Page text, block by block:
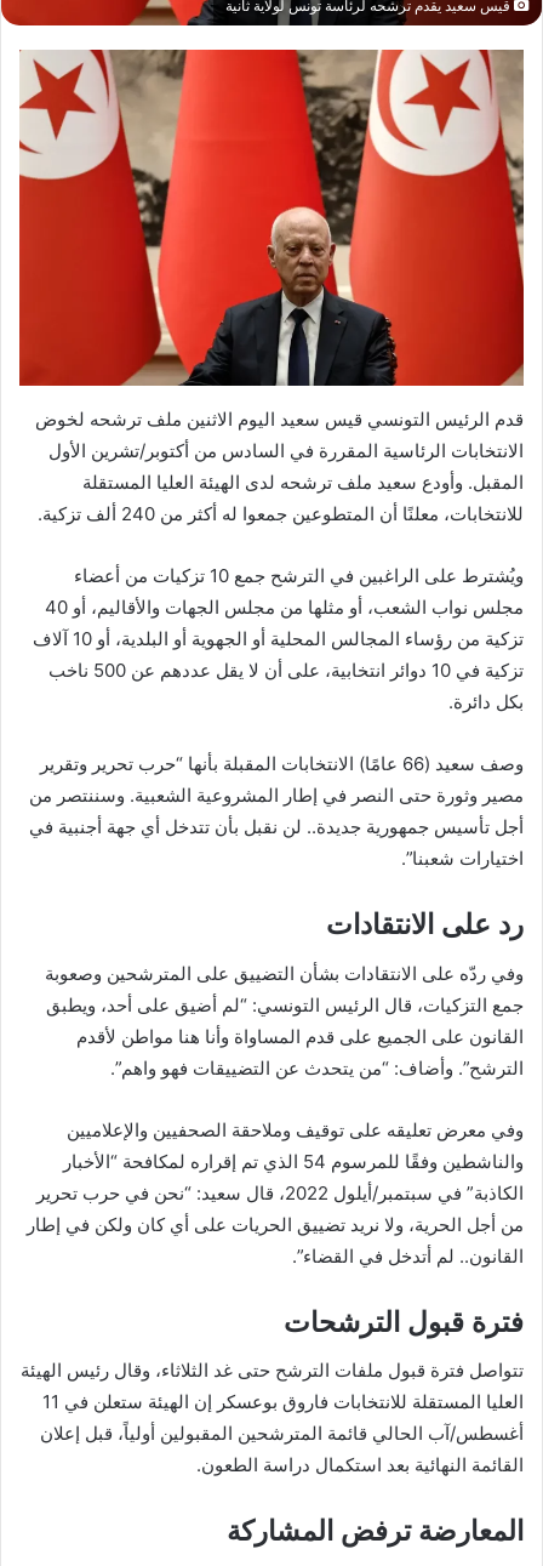
قيس سعيد يقدم ترشحه لرئاسة تونس لولاية ثانية
قدم الرئيس التونسي قيس سعيد اليوم الاثنين ملف ترشحه لخوض
الانتخابات الرئاسية المقررة في السادس من أكتوبر/تشرين الأول
المقبل. وأودع سعيد ملف ترشحه لدى الهيئة العليا المستقلة
للانتخابات، معلنًا أن المتطوعين جمعوا له أكثر من 240 ألف تزكية.
ويُشترط على الراغبين في الترشح جمع 10 تزكيات من أعضاء
مجلس نواب الشعب، أو مثلها من مجلس الجهات والأقاليم، أو 40
تزكية من رؤساء المجالس المحلية أو الجهوية أو البلدية، أو 10 آلاف
تزكية في 10 دوائر انتخابية، على أن لا يقل عددهم عن 500 ناخب
بكل دائرة.
وصف سعيد (66 عامًا) الانتخابات المقبلة بأنها “حرب تحرير وتقرير
مصير وثورة حتى النصر في إطار المشروعية الشعبية. وسننتصر من
أجل تأسيس جمهورية جديدة.. لن نقبل بأن تتدخل أي جهة أجنبية في
اختيارات شعبنا”.
رد على الانتقادات
وفي ردّه على الانتقادات بشأن التضييق على المترشحين وصعوبة
جمع التزكيات، قال الرئيس التونسي: “لم أضيق على أحد، ويطبق
القانون على الجميع على قدم المساواة وأنا هنا مواطن لأقدم
الترشح”. وأضاف: “من يتحدث عن التضييقات فهو واهم”.
وفي معرض تعليقه على توقيف وملاحقة الصحفيين والإعلاميين
والناشطين وفقًا للمرسوم 54 الذي تم إقراره لمكافحة “الأخبار
الكاذبة” في سبتمبر/أيلول 2022، قال سعيد: “نحن في حرب تحرير
من أجل الحرية، ولا نريد تضييق الحريات على أي كان ولكن في إطار
القانون.. لم أتدخل في القضاء”.
فترة قبول الترشحات
تتواصل فترة قبول ملفات الترشح حتى غد الثلاثاء، وقال رئيس الهيئة
العليا المستقلة للانتخابات فاروق بوعسكر إن الهيئة ستعلن في 11
أغسطس/آب الحالي قائمة المترشحين المقبولين أولياً، قبل إعلان
القائمة النهائية بعد استكمال دراسة الطعون.
المعارضة ترفض المشاركة